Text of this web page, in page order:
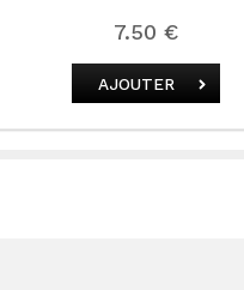
7.50 €
AJOUTER